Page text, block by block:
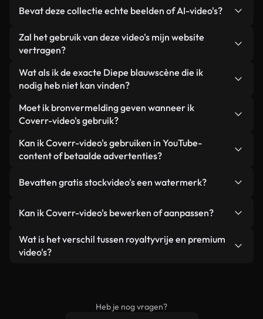
Bevat deze collectie echte beelden of AI-video's?
Beide. Dit is een hybride bibliotheek die bestaat
uit echte, door mensen gefilmde beelden van
video's. Elke video is duidelijk gelabeld, zodat je
altijd weet wat je gebruikt.
Zal het gebruik van deze video's mijn website
vertragen?
Niet als u voor onze geoptimaliseerde versies
kiest. Wij bieden lichtgewicht, webklare formaten
achtergrond. Zo blijft de kwaliteit hoog, worden de
laadtijden geminimaliseerd en worden
statistieken zoals LCP verbeterd.
Wat als ik de exacte Diepe blauwscène die ik
nodig heb niet kan vinden?
Met Coverr AI Studio maak je direct een video.
Beschrijf de scène – bijvoorbeeld "Diepe blauw bij
enkele seconden een gepersonaliseerde video die
voldoet aan onze licentievoorwaarden.
Moet ik bronvermelding geven wanneer ik
Coverr-video's gebruik?
Naamsvermelding is niet vereist. Alle video's in
onze stockbibliotheek zijn royaltyvrij en kunnen
hoewel dit altijd op prijs wordt gesteld.
Kan ik Coverr-video's gebruiken in YouTube-
content of betaalde advertenties?
gebruikt in YouTube-video's met advertentie-
advertenties van klanten, zolang je de beelden
een losstaand product.
Bevatten gratis stockvideo's een watermerk?
zijn of door AI gegenereerd – bevat watermerken.
Je krijgt schoon, direct bruikbaar beeldmateriaal.
Kan ik Coverr-video's bewerken of aanpassen?
Ja. Je mag onze video's inkorten, bijsnijden of
remixen. Zorg er wel voor dat het eindproduct
Wat is het verschil tussen royaltyvrije en premium
video's?
licentiebescherming omvat.
Heb je nog vragen?